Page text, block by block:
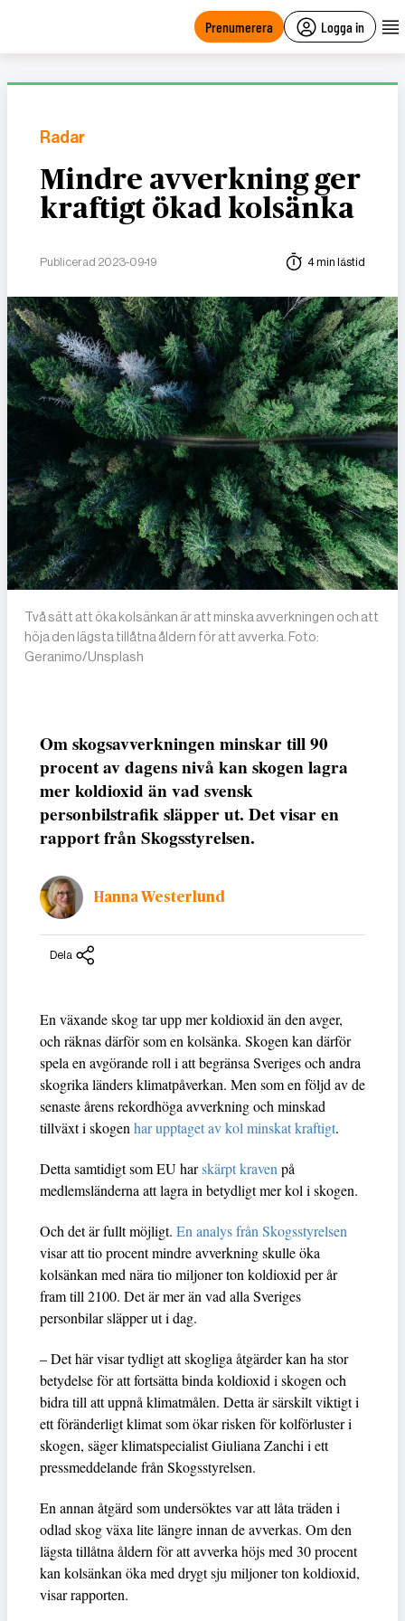
Prenumerera Logga in
Radar
Mindre avverkning ger
kraftigt ökad kolsänka
Publicerad 2023-09-19 4 min lästid
Två sätt att öka kolsänkan är att minska avverkningen och att
höja den lägsta tillåtna åldern för att avverka. Foto:
Geranimo/Unsplash
Om skogsavverkningen minskar till 90
procent av dagens nivå kan skogen lagra
mer koldioxid än vad svensk
personbilstrafik släpper ut. Det visar en
rapport från Skogsstyrelsen.
Hanna Westerlund
Dela
En växande skog tar upp mer koldioxid än den avger,
och räknas därför som en kolsänka. Skogen kan därför
spela en avgörande roll i att begränsa Sveriges och andra
skogrika länders klimatpåverkan. Men som en följd av de
senaste årens rekordhöga avverkning och minskad
tillväxt i skogenhar upptaget av kol minskat kraftigt.
Detta samtidigt som EU harskärpt kravenpå
medlemsländerna att lagra in betydligt mer kol i skogen.
Och det är fullt möjligt. En analys från Skogsstyrelsen
visar att tio procent mindre avverkning skulle öka
kolsänkan med nära tio miljoner ton koldioxid per år
fram till 2100. Det är mer än vad alla Sveriges
personbilar släpper ut i dag.
– Det här visar tydligt att skogliga åtgärder kan ha stor
betydelse för att fortsätta binda koldioxid i skogen och
bidra till att uppnå klimatmålen. Detta är särskilt viktigt i
ett föränderligt klimat som ökar risken för kolförluster i
skogen, säger klimatspecialist Giuliana Zanchi i ett
pressmeddelande från Skogsstyrelsen.
En annan åtgärd som undersöktes var att låta träden i
odlad skog växa lite längre innan de avverkas. Om den
lägsta tillåtna åldern för att avverka höjs med 30 procent
kan kolsänkan öka med drygt sju miljoner ton koldioxid,
visar rapporten.